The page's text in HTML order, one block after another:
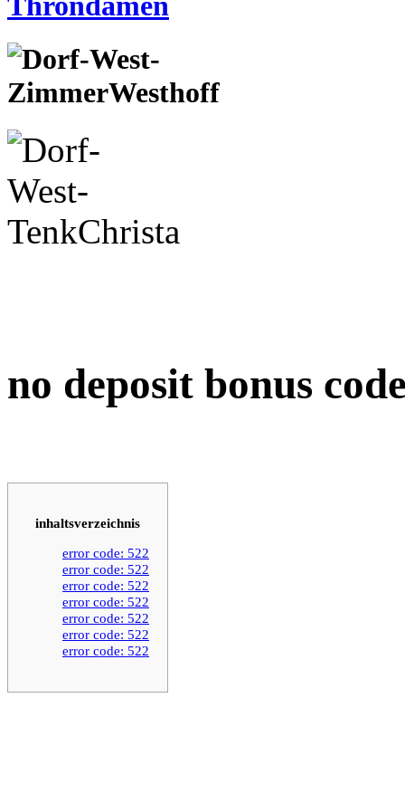
no deposit bonus
inhaltsverzeichnis
error code: 522
error code: 522
error code: 522
error code: 522
error code: 522
error code: 522
error code: 522